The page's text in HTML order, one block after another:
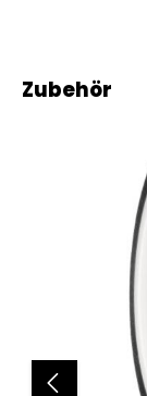
Produktgalerie
Zubehör